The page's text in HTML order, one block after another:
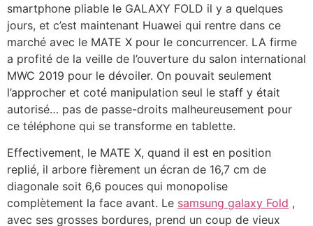
smartphone pliable le GALAXY FOLD il y a quelques
jours, et c’est maintenant Huawei qui rentre dans ce
marché avec le MATE X pour le concurrencer. LA firme
a profité de la veille de l’ouverture du salon international
MWC 2019 pour le dévoiler. On pouvait seulement
l’approcher et coté manipulation seul le staff y était
autorisé… pas de passe-droits malheureusement pour
ce téléphone qui se transforme en tablette.
Effectivement, le MATE X, quand il est en position
replié, il arbore fièrement un écran de 16,7 cm de
diagonale soit 6,6 pouces qui monopolise
complètement la face avant. Le samsung galaxy Fold ,
avec ses grosses bordures, prend un coup de vieux